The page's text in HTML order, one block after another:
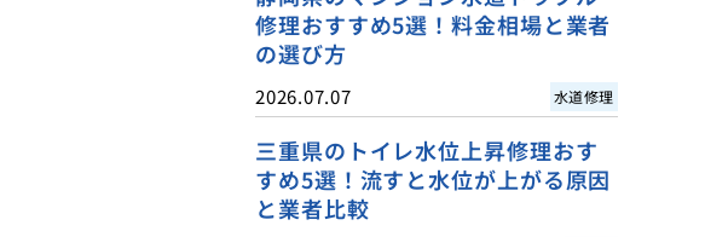
修理おすすめ5選！料金相場と業者
の選び方
2026.07.07 水道修理
三重県のトイレ水位上昇修理おす
すめ5選！流すと水位が上がる原因
と業者比較